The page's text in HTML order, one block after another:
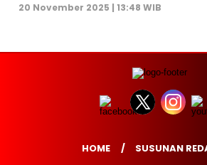
20 November 2025 | 13:48 WIB
HOME SUSUNAN